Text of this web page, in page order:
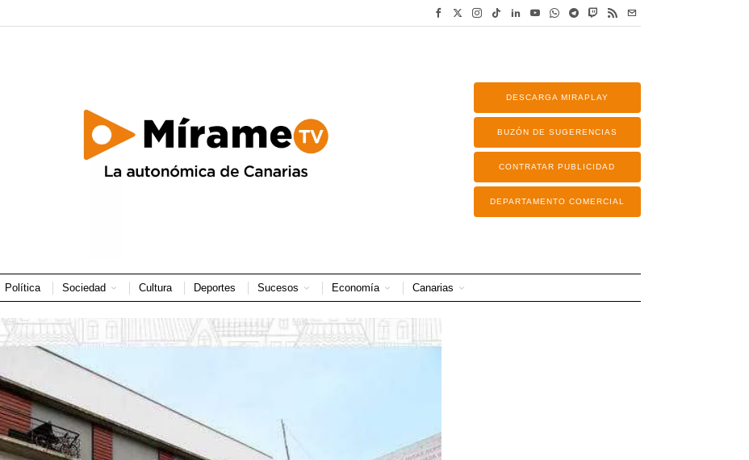
DESCARGA MIRAPLAY
BUZÓN DE SUGERENCIAS
CONTRATAR PUBLICIDAD
DEPARTAMENTO COMERCIAL
Política Sociedad Cultura Deportes Sucesos Economía Canarias